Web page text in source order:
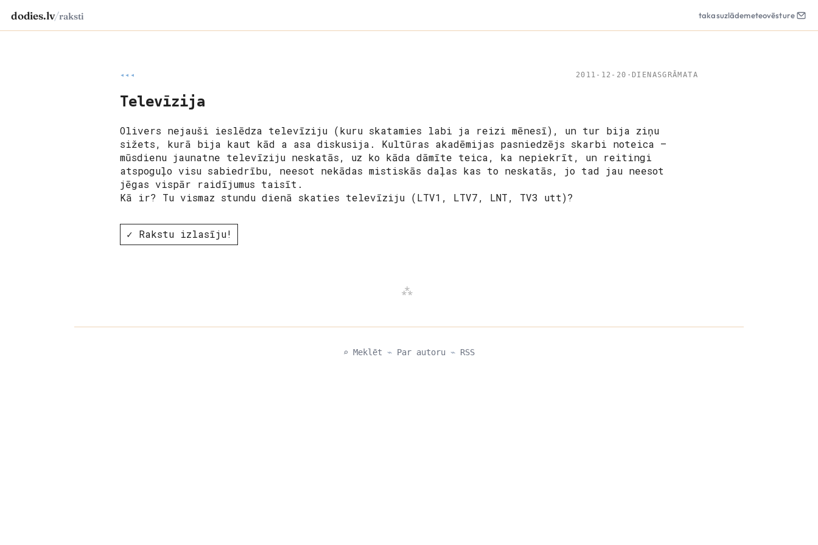
dodies.lv/raksti takasuzlādemeteovēsture
◂◂◂ 2011-12-20 · DIENASGRĀMATA
Televīzija
Olivers nejauši ieslēdza televīziju (kuru skatamies labi ja reizi mēnesī), un tur bija ziņu
sižets, kurā bija kaut kād a asa diskusija. Kultūras akadēmijas pasniedzējs skarbi noteica –
mūsdienu jaunatne televīziju neskatās, uz ko kāda dāmīte teica, ka nepiekrīt, un reitingi
atspoguļo visu sabiedrību, neesot nekādas mistiskās daļas kas to neskatās, jo tad jau neesot
jēgas vispār raidījumus taisīt.
Kā ir? Tu vismaz stundu dienā skaties televīziju (LTV1, LTV7, LNT, TV3 utt)?
✓ Rakstu izlasīju!
⌕ Meklēt ⌁ Par autoru ⌁ RSS